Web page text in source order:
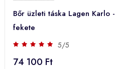
Bőr üzleti táska Lagen Karlo -
fekete
5/5
74 100 Ft